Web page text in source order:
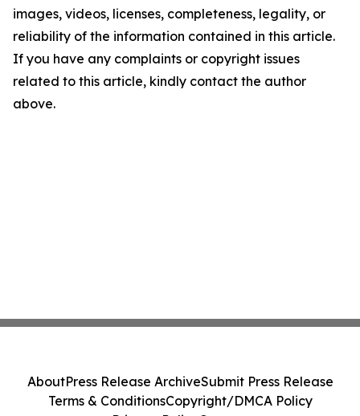
images, videos, licenses, completeness, legality, or
reliability of the information contained in this article.
If you have any complaints or copyright issues
related to this article, kindly contact the author
above.
AboutPress Release ArchiveSubmit Press Release
Terms & ConditionsCopyright/DMCA Policy